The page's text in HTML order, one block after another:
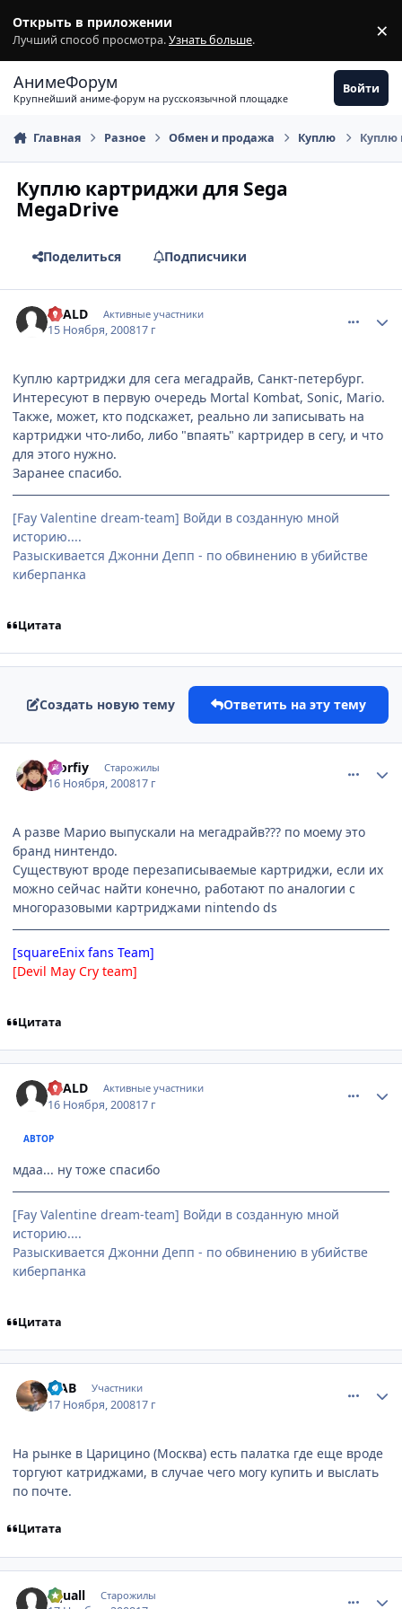
Открыть в приложении
Лучший способ просмотра.Узнать больше. ×
АнимеФорум
Крупнейший аниме-форум на русскоязычной площадке
Войти
Главная Разное Обмен и продажа Куплю Куплю
Куплю картриджи для Sega
MegaDrive
Поделиться Подписчики
SCALD Активные участники
15 Ноября, 200817 г
Куплю картриджи для сега мегадрайв, Санкт-петербург.
Интересуют в первую очередь Mortal Kombat, Sonic, Mario.
Также, может, кто подскажет, реально ли записывать на
картриджи что-либо, либо "впаять" картридер в сегу, и что
для этого нужно.
Заранее спасибо.
[Fay Valentine dream-team] Войди в созданную мной
историю....
Разыскивается Джонни Депп - по обвинению в убийстве
киберпанка
Цитата
Создать новую тему Ответить на эту тему
Morfiy Старожилы
16 Ноября, 200817 г
А разве Марио выпускали на мегадрайв??? по моему это
бранд нинтендо.
Существуют вроде перезаписываемые картриджи, если их
можно сейчас найти конечно, работают по аналогии с
многоразовыми картриджами nintendo ds
[squareEnix fans Team]
[Devil May Cry team]
Цитата
SCALD Активные участники
16 Ноября, 200817 г
АВТОР
мдаа... ну тоже спасибо
[Fay Valentine dream-team] Войди в созданную мной
историю....
Разыскивается Джонни Депп - по обвинению в убийстве
киберпанка
Цитата
МАВ Участники
17 Ноября, 200817 г
На рынке в Царицино (Москва) есть палатка где еще вроде
торгуют катриджами, в случае чего могу купить и выслать
по почте.
Цитата
Squall Старожилы